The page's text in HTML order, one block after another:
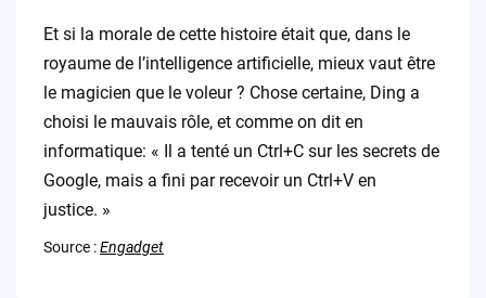
Et si la morale de cette histoire était que, dans le
royaume de l’intelligence artificielle, mieux vaut être
le magicien que le voleur ? Chose certaine, Ding a
choisi le mauvais rôle, et comme on dit en
informatique: « Il a tenté un Ctrl+C sur les secrets de
Google, mais a fini par recevoir un Ctrl+V en
justice. »
Source :Engadget